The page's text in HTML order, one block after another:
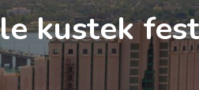
kustek